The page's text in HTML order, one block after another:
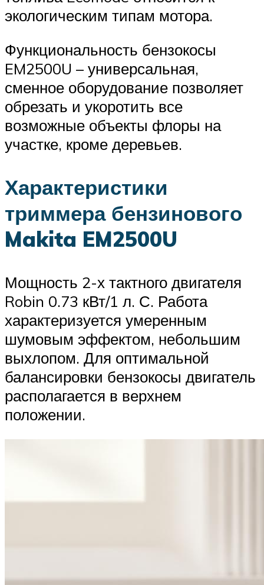
экологическим типам мотора.
Функциональность бензокосы
EM2500U – универсальная,
сменное оборудование позволяет
обрезать и укоротить все
возможные объекты флоры на
участке, кроме деревьев.
Характеристики
триммера бензинового
Makita EM2500U
Мощность 2-х тактного двигателя
Robin 0.73 кВт/1 л. С. Работа
характеризуется умеренным
шумовым эффектом, небольшим
выхлопом. Для оптимальной
балансировки бензокосы двигатель
располагается в верхнем
положении.